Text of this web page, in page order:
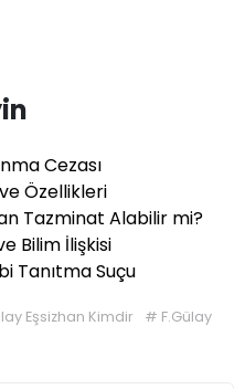
Cezası
Özellikleri
Tazminat Alabilir mi?
Bilim İlişkisi
Tanıtma Suçu
Eşsizhan Kimdir # F.Gülay